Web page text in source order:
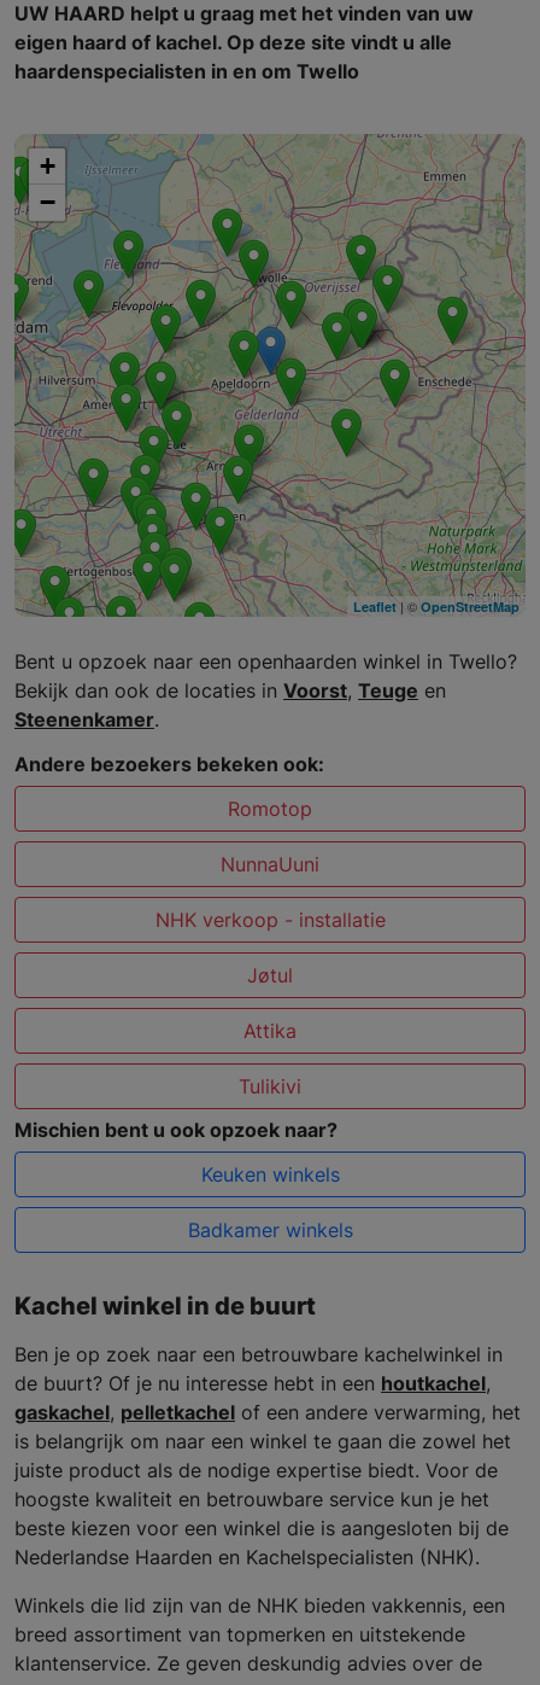
UW HAARD helpt u graag met het vinden van uw
eigen haard of kachel. Op deze site vindt u alle
haardenspecialisten in en om Twello
+
−
Leaflet | © OpenStreetMap
Bent u opzoek naar een openhaarden winkel in Twello?
Bekijk dan ook de locaties in Voorst, Teuge en
Steenenkamer.
Andere bezoekers bekeken ook:
Romotop
NunnaUuni
NHK verkoop - installatie
Jøtul
Attika
Tulikivi
Mischien bent u ook opzoek naar?
Keuken winkels
Badkamer winkels
Kachel winkel in de buurt
Ben je op zoek naar een betrouwbare kachelwinkel in
de buurt? Of je nu interesse hebt in een houtkachel,
gaskachel, pelletkachel of een andere verwarming, het
is belangrijk om naar een winkel te gaan die zowel het
juiste product als de nodige expertise biedt. Voor de
hoogste kwaliteit en betrouwbare service kun je het
beste kiezen voor een winkel die is aangesloten bij de
Nederlandse Haarden en Kachelspecialisten (NHK).
Winkels die lid zijn van de NHK bieden vakkennis, een
breed assortiment van topmerken en uitstekende
klantenservice. Ze geven deskundig advies over de